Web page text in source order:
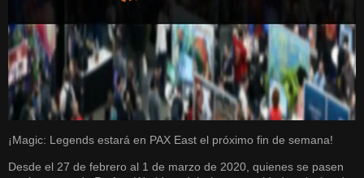
¡Magic: Legends estará en PAX East el próximo fin de semana!
Desde el 27 de febrero al 1 de marzo de 2020, quienes se pasen